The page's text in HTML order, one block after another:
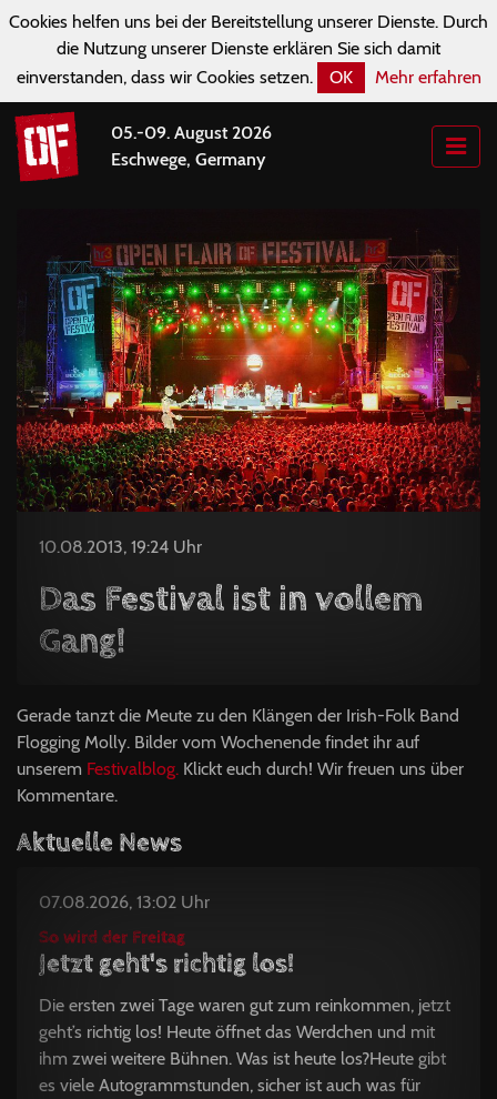
Cookies helfen uns bei der Bereitstellung unserer Dienste. Durch
die Nutzung unserer Dienste erklären Sie sich damit
einverstanden, dass wir Cookies setzen.
OK Mehr erfahren
05.-09. August 2026
Eschwege, Germany
10.08.2013, 19:24 Uhr
Das Festival ist in vollem
Gang!
Gerade tanzt die Meute zu den Klängen der Irish-Folk Band
Flogging Molly. Bilder vom Wochenende findet ihr auf
unserem Festivalblog. Klickt euch durch! Wir freuen uns über
Kommentare.
Aktuelle News
07.08.2026, 13:02 Uhr
So wird der Freitag
Jetzt geht's richtig los!
Die ersten zwei Tage waren gut zum reinkommen, jetzt
geht’s richtig los! Heute öffnet das Werdchen und mit
ihm zwei weitere Bühnen. Was ist heute los?Heute gibt
es viele Autogrammstunden, sicher ist auch was für